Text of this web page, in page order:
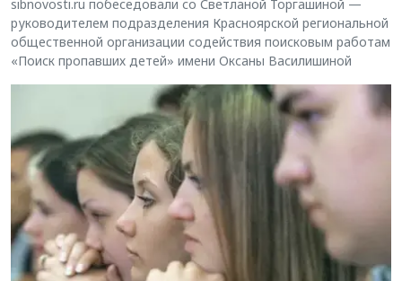
sibnovosti.ru побеседовали со Светланой Торгашиной —
руководителем подразделения Красноярской региональной
общественной организации содействия поисковым работам
«Поиск пропавших детей» имени Оксаны Василишиной